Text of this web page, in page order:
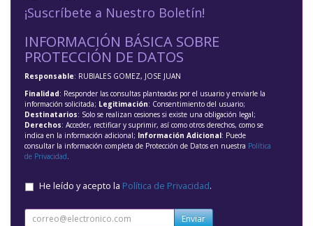
¡Suscríbete a Nuestro Boletín!
INFORMACIÓN BÁSICA SOBRE
PROTECCIÓN DE DATOS
Responsable: RUBIALES GOMEZ, JOSE JUAN
Finalidad: Responder las consultas planteadas por el usuario y enviarle la
información solicitada; Legitimación: Consentimiento del usuario;
Destinatarios: Solo se realizan cesiones si existe una obligación legal;
Derechos: Acceder, rectificar y suprimir, así como otros derechos, como se
indica en la información adicional; Información Adicional: Puede
consultar la información completa de Protección de Datos en nuestra Política
de Privacidad
He leído y acepto la Política de Privacidad.
Enviar